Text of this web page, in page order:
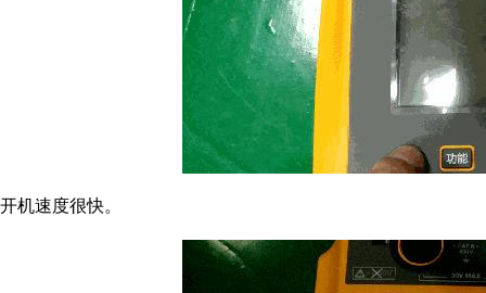
开机速度很快。